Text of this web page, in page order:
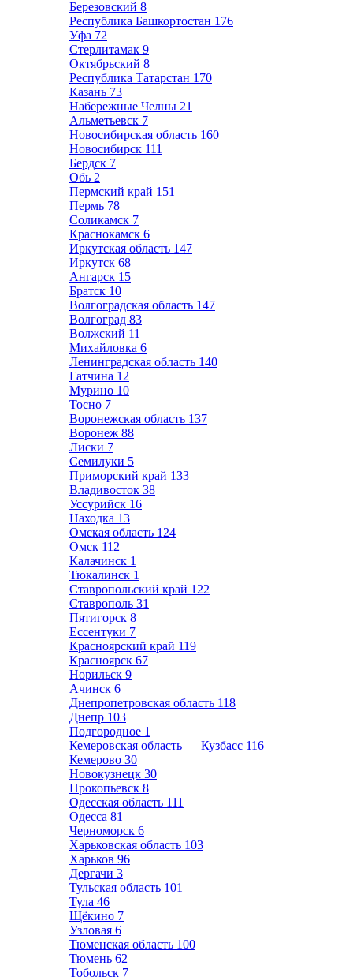
Березовский 8
Республика Башкортостан 176
Уфа 72
Стерлитамак 9
Октябрьский 8
Республика Татарстан 170
Казань 73
Набережные Челны 21
Альметьевск 7
Новосибирская область 160
Новосибирск 111
Бердск 7
Обь 2
Пермский край 151
Пермь 78
Соликамск 7
Краснокамск 6
Иркутская область 147
Иркутск 68
Ангарск 15
Братск 10
Волгоградская область 147
Волгоград 83
Волжский 11
Михайловка 6
Ленинградская область 140
Гатчина 12
Мурино 10
Тосно 7
Воронежская область 137
Воронеж 88
Лиски 7
Семилуки 5
Приморский край 133
Владивосток 38
Уссурийск 16
Находка 13
Омская область 124
Омск 112
Калачинск 1
Тюкалинск 1
Ставропольский край 122
Ставрополь 31
Пятигорск 8
Ессентуки 7
Красноярский край 119
Красноярск 67
Норильск 9
Ачинск 6
Днепропетровская область 118
Днепр 103
Подгородное 1
Кемеровская область — Кузбасс 116
Кемерово 30
Новокузнецк 30
Прокопьевск 8
Одесская область 111
Одесса 81
Черноморск 6
Харьковская область 103
Харьков 96
Дергачи 3
Тульская область 101
Тула 46
Щёкино 7
Узловая 6
Тюменская область 100
Тюмень 62
Тобольск 7